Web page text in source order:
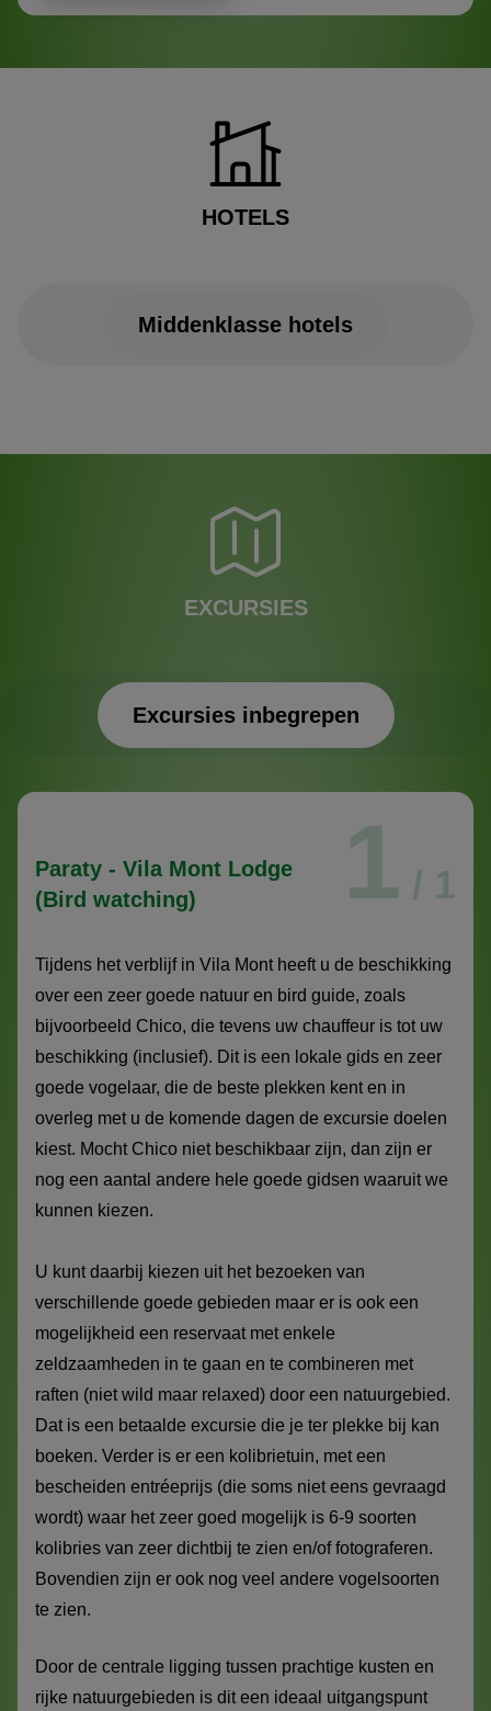
HOTELS
Middenklasse hotels
EXCURSIES
Excursies inbegrepen
Excursies inbegrepen
Paraty - Vila Mont Lodge
(Bird watching)
1 / 1
Tijdens het verblijf in Vila Mont heeft u de beschikking
over een zeer goede natuur en bird guide, zoals
bijvoorbeeld Chico, die tevens uw chauffeur is tot uw
beschikking (inclusief). Dit is een lokale gids en zeer
goede vogelaar, die de beste plekken kent en in
overleg met u de komende dagen de excursie doelen
kiest. Mocht Chico niet beschikbaar zijn, dan zijn er
nog een aantal andere hele goede gidsen waaruit we
kunnen kiezen.
U kunt daarbij kiezen uit het bezoeken van
verschillende goede gebieden maar er is ook een
mogelijkheid een reservaat met enkele
zeldzaamheden in te gaan en te combineren met
raften (niet wild maar relaxed) door een natuurgebied.
Dat is een betaalde excursie die je ter plekke bij kan
boeken. Verder is er een kolibrietuin, met een
bescheiden entréeprijs (die soms niet eens gevraagd
wordt) waar het zeer goed mogelijk is 6-9 soorten
kolibries van zeer dichtbij te zien en/of fotograferen.
Bovendien zijn er ook nog veel andere vogelsoorten
te zien.
Door de centrale ligging tussen prachtige kusten en
rijke natuurgebieden is dit een ideaal uitgangspunt